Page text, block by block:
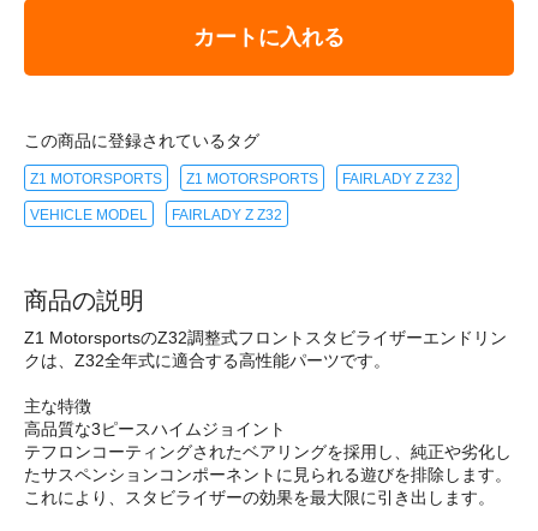
カートに入れる
この商品に登録されているタグ
Z1 MOTORSPORTS Z1 MOTORSPORTS FAIRLADY Z Z32
VEHICLE MODEL FAIRLADY Z Z32
商品の説明
Z1 MotorsportsのZ32調整式フロントスタビライザーエンドリン
クは、Z32全年式に適合する高性能パーツです。
主な特徴
高品質な3ピースハイムジョイント
テフロンコーティングされたベアリングを採用し、純正や劣化し
たサスペンションコンポーネントに見られる遊びを排除します。
これにより、スタビライザーの効果を最大限に引き出します。